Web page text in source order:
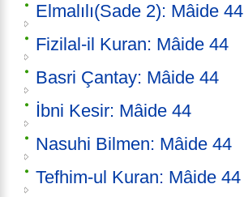
Elmalılı(Sade 2): Mâide 44
Fizilal-il Kuran: Mâide 44
Basri Çantay: Mâide 44
İbni Kesir: Mâide 44
Nasuhi Bilmen: Mâide 44
Tefhim-ul Kuran: Mâide 44